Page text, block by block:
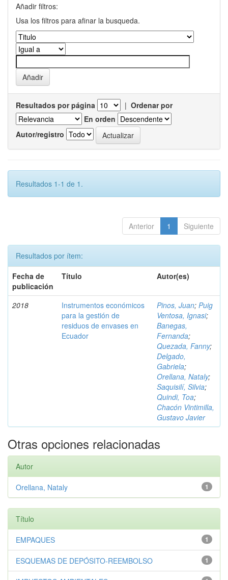
Añadir filtros:
Usa los filtros para afinar la busqueda.
Resultados por página | Ordenar por
En orden
Autor/registro
Resultados 1-1 de 1.
Anterior 1 Siguiente
Resultados por ítem:
Fecha de
publicación
Título Autor(es)
2018
Instrumentos económicos
para la gestión de
residuos de envases en
Ecuador
Pinos, Juan; Puig
Ventosa, Ignasi;
Banegas,
Fernanda;
Quezada, Fanny;
Delgado,
Gabriela;
Orellana, Nataly;
Saquisilí, Silvia;
Quindi, Toa;
Chacón Vintimilla,
Gustavo Javier
Otras opciones relacionadas
Autor
1
Orellana, Nataly
Título
1
EMPAQUES
1
ESQUEMAS DE DEPÓSITO-REEMBOLSO